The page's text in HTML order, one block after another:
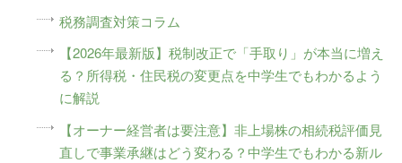
税務調査対策コラム
【2026年最新版】税制改正で「手取り」が本当に増え
る？所得税・住民税の変更点を中学生でもわかるよう
に解説
【オーナー経営者は要注意】非上場株の相続税評価見
直しで事業承継はどう変わる？中学生でもわかる新ル